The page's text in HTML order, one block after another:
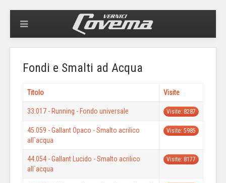
Fondi e Smalti ad Acqua
Titolo Visite
33.017 - Running - Fondo universale Visite: 8287
45.059 - Gallant Opaco - Smalto acrilico
all`acqua
Visite: 5985
44.054 - Gallant Lucido - Smalto acrilico
all`acqua
Visite: 8177